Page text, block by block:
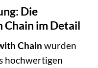
Die
Chain im Detail
Chain wurden
hochwertigen